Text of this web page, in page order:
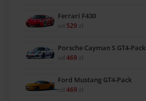
Ferrari F430
od 529 zł
Porsche Cayman S GT4-Pack
od 469 zł
Ford Mustang GT4-Pack
od 469 zł